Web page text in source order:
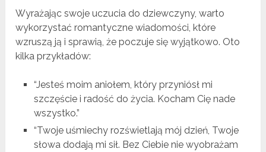
Wyrażając swoje uczucia do dziewczyny, warto
wykorzystać romantyczne wiadomości, które
wzruszą ją i sprawią, że poczuje się wyjątkowo. Oto
kilka przykładów:
“Jesteś moim aniołem, który przyniósł mi
szczęście i radość do życia. Kocham Cię nade
wszystko.”
“Twoje uśmiechy rozświetlają mój dzień, Twoje
słowa dodają mi sił. Bez Ciebie nie wyobrażam